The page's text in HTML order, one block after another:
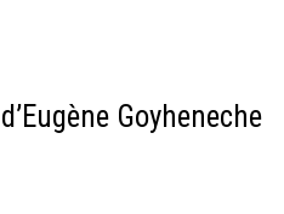
Goyheneche